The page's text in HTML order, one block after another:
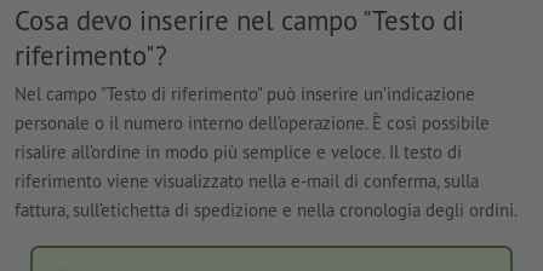
Cosa devo inserire nel campo "Testo di
riferimento"?
Nel campo "Testo di riferimento" può inserire un’indicazione
personale o il numero interno dell’operazione. È così possibile
risalire all’ordine in modo più semplice e veloce. Il testo di
riferimento viene visualizzato nella e-mail di conferma, sulla
fattura, sull’etichetta di spedizione e nella cronologia degli ordini.